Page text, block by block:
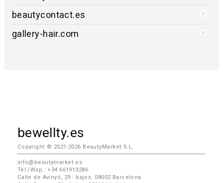
beautycontact.es
gallery-hair.com
bewellty.es
Copyright © 2021-2026 BeautyMarket S.L.
info@beautymarket.es
Tel./Wsp.: +34 661913286
Calle de Avinyó, 29 - bajos. 08002 Barcelona